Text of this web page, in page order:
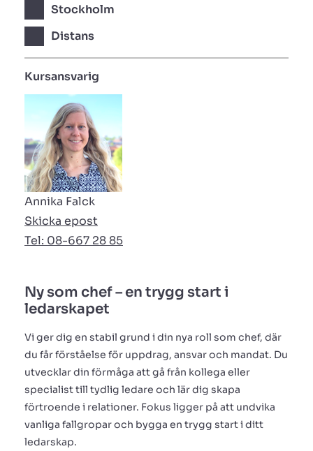
Stockholm
Distans
Kursansvarig
Annika Falck
Skicka epost
Tel: 08-667 28 85
Ny som chef – en trygg start i
ledarskapet
Vi ger dig en stabil grund i din nya roll som chef, där
du får förståelse för uppdrag, ansvar och mandat. Du
utvecklar din förmåga att gå från kollega eller
specialist till tydlig ledare och lär dig skapa
förtroende i relationer. Fokus ligger på att undvika
vanliga fallgropar och bygga en trygg start i ditt
ledarskap.